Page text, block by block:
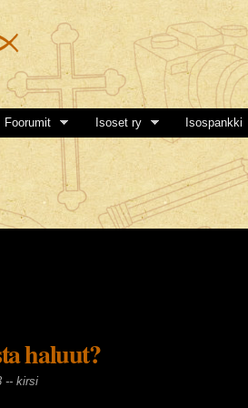
Hyppää
pääsisältöön
Foorumit Isoset ry Isospankki
haluut?
-- kirsi